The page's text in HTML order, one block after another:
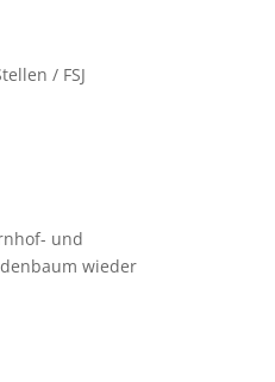
/ FSJ
und
wieder